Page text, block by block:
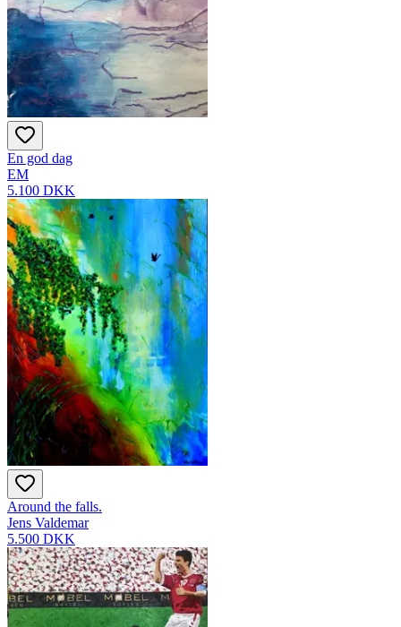
En god dag
EM
5.100 DKK
Around the falls.
Jens Valdemar
5.500 DKK